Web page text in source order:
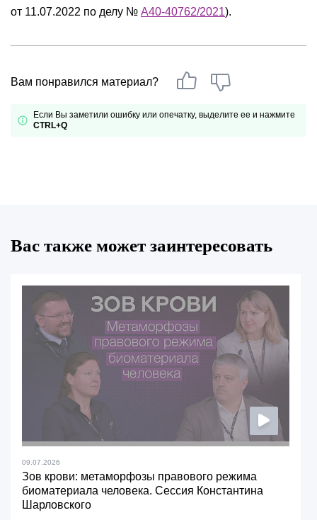
от 11.07.2022 по делу № А40-40762/2021).
Вам понравился материал?
Если Вы заметили ошибку или опечатку, выделите ее и нажмите
CTRL+Q
Вас также может заинтересовать
09.07.2026
Зов крови: метаморфозы правового режима
биоматериала человека. Сессия Константина
Шарловского